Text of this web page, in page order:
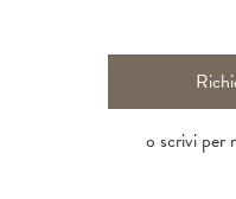
o scrivi per